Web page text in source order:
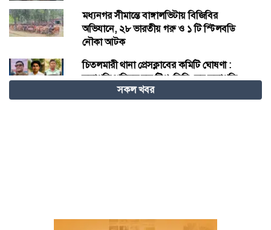
মধ্যনগর সীমান্তে বাঙ্গালভিটায় বিজিবির
অভিযানে, ২৮ ভারতীয় গরু ও ১ টি স্টিলবডি
নৌকা আটক
চিতলমারী থানা প্রেসক্লাবের কমিটি ঘোষণা :
সভাপতি শহিদুল হক টিপু, সিনি: সহ সভাপতি
মো: আজাদ খান, সাধারণ সম্পাদক অরুন কুমার
গাঁজাসহ দুইজন মাদক ব্যবসায়ীকে গ্রেফতার
সকল খবর